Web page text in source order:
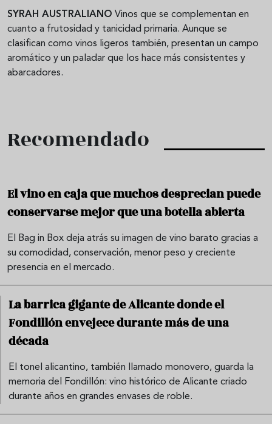
SYRAH AUSTRALIANO Vinos que se complementan en
cuanto a frutosidad y tanicidad primaria. Aunque se
clasifican como vinos ligeros también, presentan un campo
aromático y un paladar que los hace más consistentes y
abarcadores.
Recomendado
El vino en caja que muchos desprecian puede
conservarse mejor que una botella abierta
El Bag in Box deja atrás su imagen de vino barato gracias a
su comodidad, conservación, menor peso y creciente
presencia en el mercado.
La barrica gigante de Alicante donde el
Fondillón envejece durante más de una
década
El tonel alicantino, también llamado monovero, guarda la
memoria del Fondillón: vino histórico de Alicante criado
durante años en grandes envases de roble.